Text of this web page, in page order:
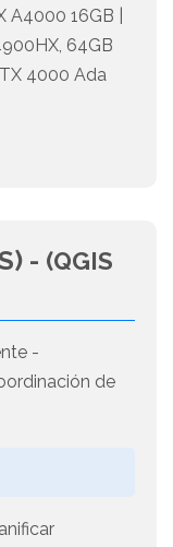
A4000 16GB |
64GB
4000 Ada
- (QGIS
-
de